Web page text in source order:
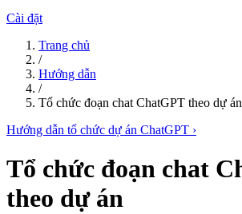
Cài đặt
Trang chủ
/
Hướng dẫn
/
Tổ chức đoạn chat ChatGPT theo dự án
Hướng dẫn tổ chức dự án ChatGPT ›
Tổ chức đoạn chat
theo dự án